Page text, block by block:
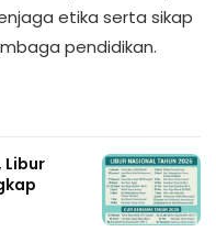
etika serta sikap
pendidikan.
Libur